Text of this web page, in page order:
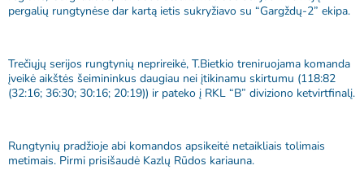
pergalių rungtynėse dar kartą ietis sukryžiavo su “Gargždų-2” ekipa.
Trečiųjų serijos rungtynių neprireikė, T.Bietkio treniruojama komanda
įveikė aikštės šeimininkus daugiau nei įtikinamu skirtumu (118:82
(32:16; 36:30; 30:16; 20:19)) ir pateko į RKL “B” diviziono ketvirtfinalį.
Rungtynių pradžioje abi komandos apsikeitė netaikliais tolimais
metimais. Pirmi prisišaudė Kazlų Rūdos kariauna.